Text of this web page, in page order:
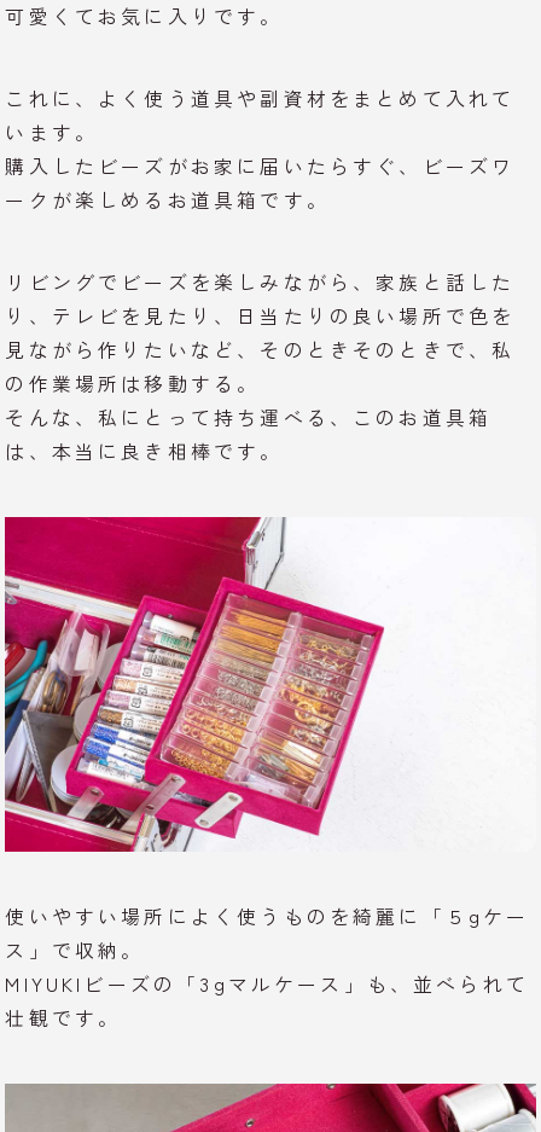
可愛くてお気に入りです。
これに、よく使う道具や副資材をまとめて入れて
います。
購入したビーズがお家に届いたらすぐ、ビーズワ
ークが楽しめるお道具箱です。
リビングでビーズを楽しみながら、家族と話した
り、テレビを見たり、日当たりの良い場所で色を
見ながら作りたいなど、そのときそのときで、私
の作業場所は移動する。
そんな、私にとって持ち運べる、このお道具箱
は、本当に良き相棒です。
使いやすい場所によく使うものを綺麗に「５gケー
ス」で収納。
MIYUKIビーズの「3gマルケース」も、並べられて
壮観です。